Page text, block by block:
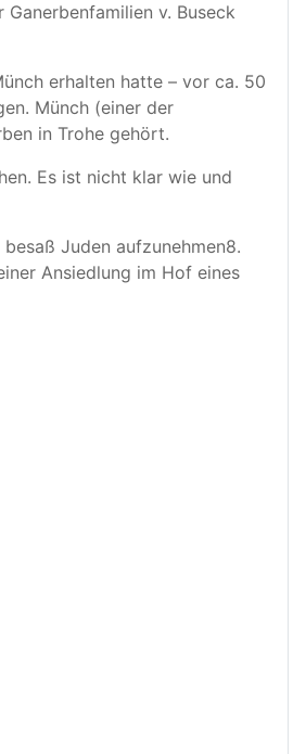
v. Buseck
erhalten hatte – vor ca. 50
Münch (einer der
in Trohe gehört.
Es ist nicht klar wie und
Juden aufzunehmen8.
Ansiedlung im Hof eines